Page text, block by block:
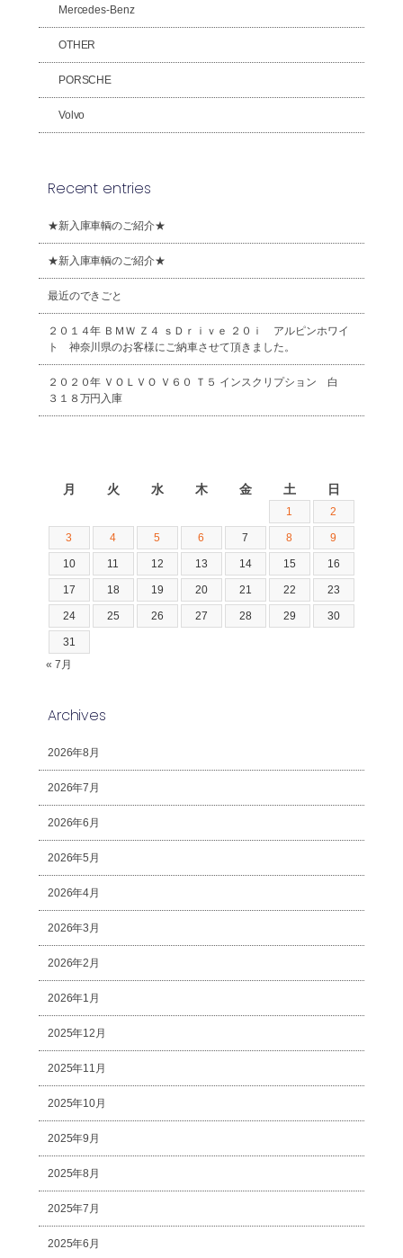
Mercedes-Benz
OTHER
PORSCHE
Volvo
Recent entries
★新入庫車輌のご紹介★
★新入庫車輌のご紹介★
最近のできごと
２０１４年 ＢＭＷ Ｚ４ ｓＤｒｉｖｅ ２０ｉ アルピンホワイ
ト 神奈川県のお客様にご納車させて頂きました。
２０２０年 ＶＯＬＶＯ Ｖ６０ Ｔ５ インスクリプション 白
３１８万円入庫
月 火 水 木 金 土 日
1 2
3 4 5 6 7 8 9
10 11 12 13 14 15 16
17 18 19 20 21 22 23
24 25 26 27 28 29 30
31
« 7月
Archives
2026年8月
2026年7月
2026年6月
2026年5月
2026年4月
2026年3月
2026年2月
2026年1月
2025年12月
2025年11月
2025年10月
2025年9月
2025年8月
2025年7月
2025年6月